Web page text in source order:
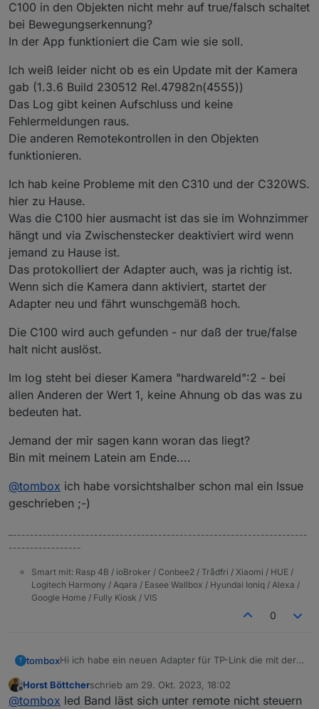
C100 in den Objekten nicht mehr auf true/falsch schaltet
bei Bewegungserkennung?
In der App funktioniert die Cam wie sie soll.
Ich weiß leider nicht ob es ein Update mit der Kamera
gab (1.3.6 Build 230512 Rel.47982n(4555))
Das Log gibt keinen Aufschluss und keine
Fehlermeldungen raus.
Die anderen Remotekontrollen in den Objekten
funktionieren.
Ich hab keine Probleme mit den C310 und der C320WS.
hier zu Hause.
Was die C100 hier ausmacht ist das sie im Wohnzimmer
hängt und via Zwischenstecker deaktiviert wird wenn
jemand zu Hause ist.
Das protokolliert der Adapter auch, was ja richtig ist.
Wenn sich die Kamera dann aktiviert, startet der
Adapter neu und fährt wunschgemäß hoch.
Die C100 wird auch gefunden - nur daß der true/false
halt nicht auslöst.
Im log steht bei dieser Kamera "hardwareId":2 - bei
allen Anderen der Wert 1, keine Ahnung ob das was zu
bedeuten hat.
Jemand der mir sagen kann woran das liegt?
Bin mit meinem Latein am Ende....
@tombox ich habe vorsichtshalber schon mal ein Issue
geschrieben ;-)
–---------------------------------------------------------------------
-----------------
Smart mit: Rasp 4B / ioBroker / Conbee2 / Trådfri / Xiaomi / HUE /
Logitech Harmony / Aqara / Easee Wallbox / Hyundai Ioniq / Alexa /
Google Home / Fully Kiosk / VIS
0
T tomboxHi ich habe ein neuen Adapter für TP-Link die mit der
Der Adapter loggt sich über die Cloud ein um alle
Geräte mit IP zu finden
Dann versucht er sich lokal mit username und
Password auf die Geräte zu verbinden und zu steuern.
Offline
Horst Böttcherschrieb am 29. Okt. 2023, 18:02
zuletzt editiert von
@tombox led Band läst sich unter remote nicht steuern